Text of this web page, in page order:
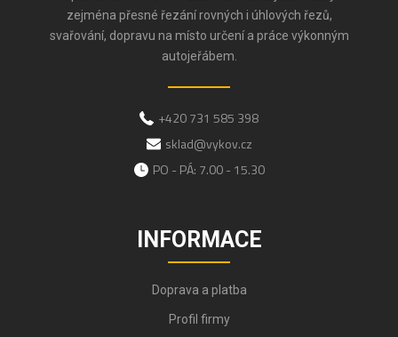
zejména přesné řezání rovných i úhlových řezů,
svařování, dopravu na místo určení a práce výkonným
autojeřábem.
+420 731 585 398
sklad@vykov.cz
PO - PÁ: 7.00 - 15.30
INFORMACE
Doprava a platba
Profil firmy